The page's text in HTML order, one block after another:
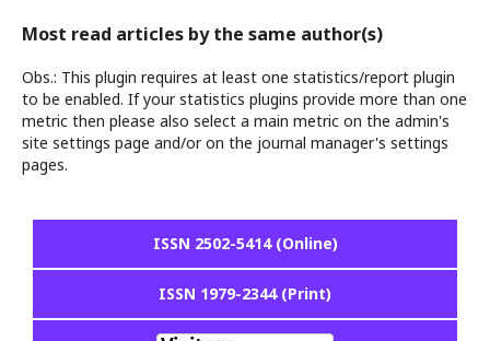
Most read articles by the same author(s)
Obs.: This plugin requires at least one statistics/report plugin
to be enabled. If your statistics plugins provide more than one
metric then please also select a main metric on the admin's
site settings page and/or on the journal manager's settings
pages.
ISSN 2502-5414 (Online)
ISSN 1979-2344 (Print)